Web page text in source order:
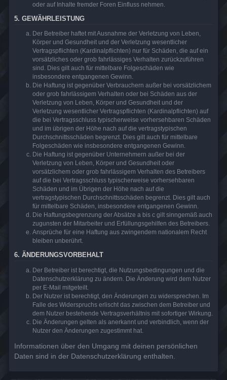
oder auf Inhalte fremder Foren Einfluss nehmen.
5. GEWÄHRLEISTUNG
Der Betreiber haftet mit Ausnahme der Verletzung von Leben,
Körper und Gesundheit und der Verletzung wesentlicher
Vertragspflichten (Kardinalpflichten) nur für Schäden, die auf ein
vorsätzliches oder grob fahrlässiges Verhalten zurückzuführen
sind. Dies gilt auch für mittelbare Folgeschäden wie
insbesondere entgangenen Gewinn.
Die Haftung ist gegenüber Verbrauchern außer bei vorsätzlichem
oder grob fahrlässigem Verhalten oder bei Schäden aus der
Verletzung von Leben, Körper und Gesundheit und der
Verletzung wesentlicher Vertragspflichten (Kardinalpflichten) auf
die bei Vertragsschluss typischerweise vorhersehbaren Schäden
und im übrigen der Höhe nach auf die vertragstypischen
Durchschnittsschäden begrenzt. Dies gilt auch für mittelbare
Folgeschäden wie insbesondere entgangenen Gewinn.
Die Haftung ist gegenüber Unternehmern außer bei der
Verletzung von Leben, Körper und Gesundheit oder
vorsätzlichem oder grob fahrlässigem Verhalten des Betreibers
auf die bei Vertragsschluss typischerweise vorhersehbaren
Schäden und im Übrigen der Höhe nach auf die
vertragstypischen Durchschnittsschäden begrenzt. Dies gilt auch
für mittelbare Schäden, insbesondere entgangenen Gewinn.
Die Haftungsbegrenzung der Absätze a bis c gilt sinngemäß auch
zugunsten der Mitarbeiter und Erfüllungsgehilfen des Betreibers.
Ansprüche für eine Haftung aus zwingendem nationalem Recht
bleiben unberührt.
6. ÄNDERUNGSVORBEHALT
Der Betreiber ist berechtigt, die Nutzungsbedingungen und die
Datenschutzerklärung zu ändern. Die Änderung wird dem Nutzer
per E-Mail mitgeteilt.
Der Nutzer ist berechtigt, den Änderungen zu widersprechen. Im
Falle des Widerspruchs erlischt das zwischen dem Betreiber und
dem Nutzer bestehende Vertragsverhältnis mit sofortiger Wirkung.
Die Änderungen gelten als anerkannt und verbindlich, wenn der
Nutzer den Änderungen zugestimmt hat.
Informationen über den Umgang mit deinen persönlichen
Daten sind in der Datenschutzerklärung enthalten.